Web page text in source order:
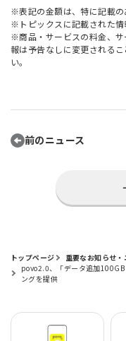
※表記の金額は、特に記載の
※トピックスに記載された情
※商品・サービスの料金、
報は予告なしに変更される
い。
前のニュース
トップページ
重要なお知らせ・
povo2.0、「データ追加
ングを提供